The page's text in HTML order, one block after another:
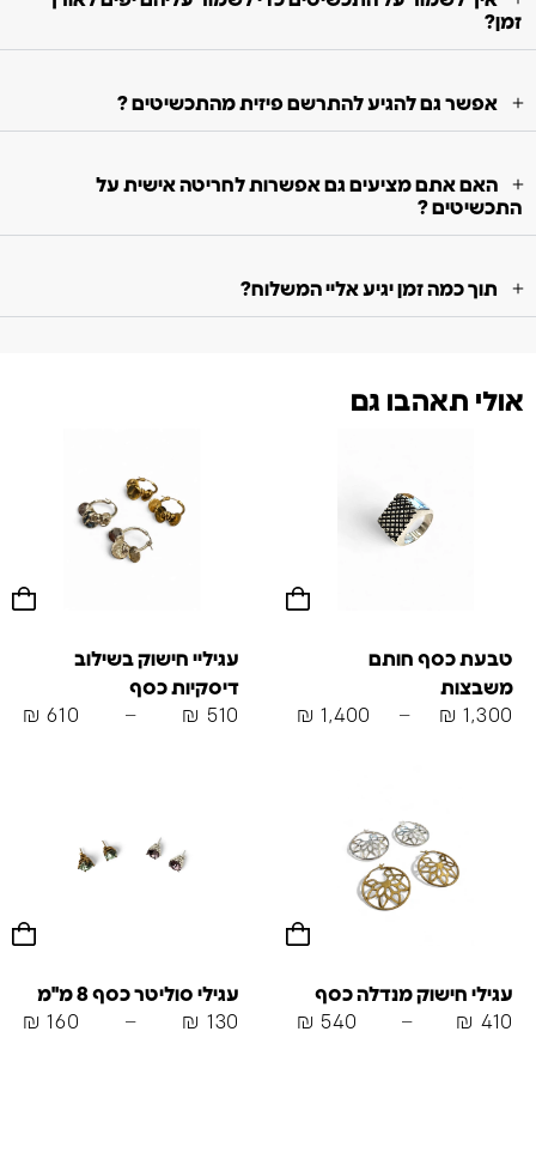
זמן?
אפשר גם להגיע להתרשם פיזית מהתכשיטים ?
האם אתם מציעים גם אפשרות לחריטה אישית על
התכשיטים ?
תוך כמה זמן יגיע אליי המשלוח?
אולי תאהבו גם
טבעת כסף חותם
משבצות
₪ 1,300
–
₪ 1,400
עגיליי חישוק בשילוב
דיסקיות כסף
₪ 510
–
₪ 610
עגילי חישוק מנדלה כסף
₪ 410
–
₪ 540
עגילי סוליטר כסף 8 מ"מ
₪ 130
–
₪ 160